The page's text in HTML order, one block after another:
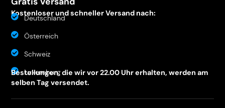
Kostenloser und schneller Versand nach:
Deutschland
Österreich
Schweiz
Luxemburg
Bestellungen, die wir vor 22.00 Uhr erhalten, werden am
selben Tag versendet.